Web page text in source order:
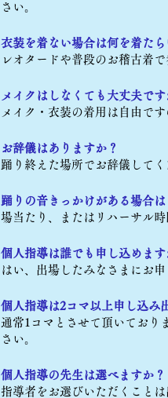
さい。
衣装を着ない場合は何を着た
レオタードや普段のお稽古着
メイクはしなくても大丈夫で
メイク・衣装の着用は自由で
お辞儀はありますか？
踊り終えた場所でお辞儀してく
踊りの音きっかけがある場合
場当たり、またはリハーサル
個人指導は誰でも申し込めま
はい、出場したみなさまにお申
個人指導は2コマ以上申し込み
通常1コマとさせて頂いており
さい。
個人指導の先生は選べますか？
指導者をお選びいただくこと